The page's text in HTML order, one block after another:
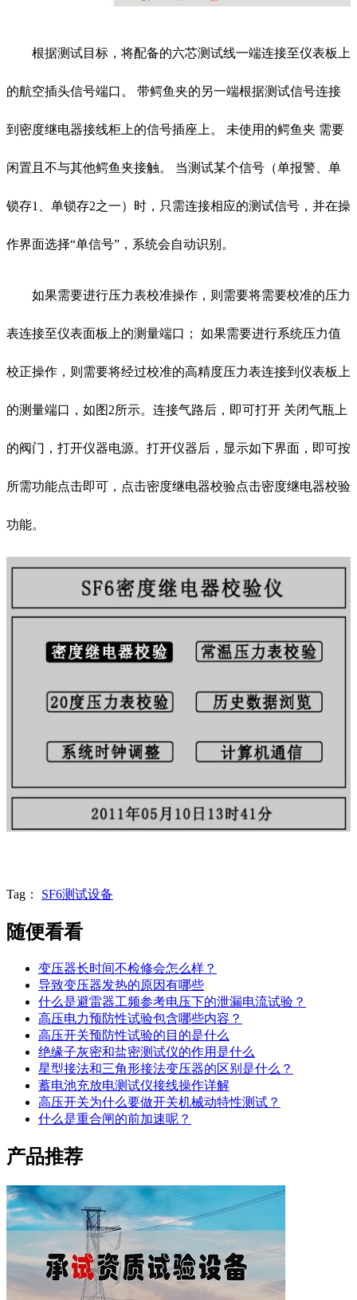
根据测试目标，将配备的六芯测试线一端连接至仪表板上
的航空插头信号端口。 带鳄鱼夹的另一端根据测试信号连接
到密度继电器接线柜上的信号插座上。 未使用的鳄鱼夹 需要
闲置且不与其他鳄鱼夹接触。 当测试某个信号（单报警、单
锁存1、单锁存2之一）时，只需连接相应的测试信号，并在操
作界面选择“单信号”，系统会自动识别。
如果需要进行压力表校准操作，则需要将需要校准的压力
表连接至仪表面板上的测量端口； 如果需要进行系统压力值
校正操作，则需要将经过校准的高精度压力表连接到仪表板上
的测量端口，如图2所示。连接气路后，即可打开 关闭气瓶上
的阀门，打开仪器电源。打开仪器后，显示如下界面，即可按
所需功能点击即可，点击密度继电器校验点击密度继电器校验
功能。
Tag： SF6测试设备
随便看看
变压器长时间不检修会怎么样？
导致变压器发热的原因有哪些
什么是避雷器工频参考电压下的泄漏电流试验？
高压电力预防性试验包含哪些内容？
高压开关预防性试验的目的是什么
绝缘子灰密和盐密测试仪的作用是什么
星型接法和三角形接法变压器的区别是什么？
蓄电池充放电测试仪接线操作详解
高压开关为什么要做开关机械动特性测试？
什么是重合闸的前加速呢？
产品推荐